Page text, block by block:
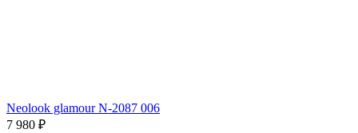
Neolook glamour N-2087 006
7 980 ₽